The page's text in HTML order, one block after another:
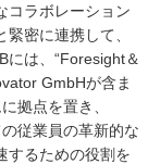
コラボレーション
密に連携して、
には、“Foresight＆
GmbHが含ま
拠点を置き、
従業員の革新的な
するための役割を